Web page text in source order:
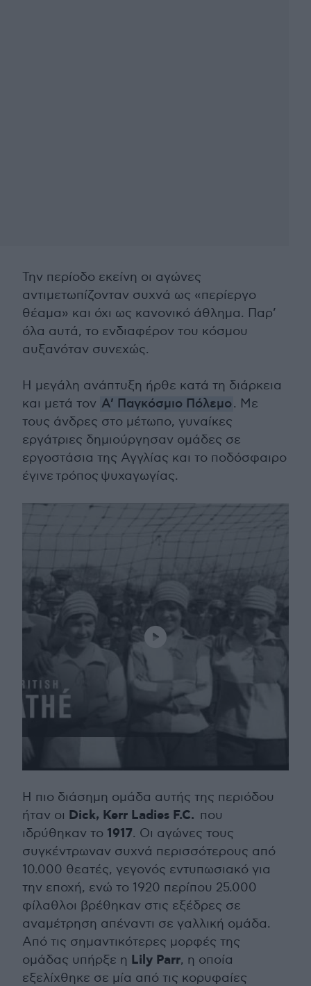
Την περίοδο εκείνη οι αγώνες
αντιμετωπίζονταν συχνά ως «περίεργο
θέαμα» και όχι ως κανονικό άθλημα. Παρ’
όλα αυτά, το ενδιαφέρον του κόσμου
αυξανόταν συνεχώς.
Η μεγάλη ανάπτυξη ήρθε κατά τη διάρκεια
και μετά τον Α’ Παγκόσμιο Πόλεμο. Με
τους άνδρες στο μέτωπο, γυναίκες
εργάτριες δημιούργησαν ομάδες σε
εργοστάσια της Αγγλίας και το ποδόσφαιρο
έγινε τρόπος ψυχαγωγίας.
Η πιο διάσημη ομάδα αυτής της περιόδου
ήταν οι Dick, Kerr Ladies F.C. που
ιδρύθηκαν το 1917. Οι αγώνες τους
συγκέντρωναν συχνά περισσότερους από
10.000 θεατές, γεγονός εντυπωσιακό για
την εποχή, ενώ το 1920 περίπου 25.000
φίλαθλοι βρέθηκαν στις εξέδρες σε
αναμέτρηση απέναντι σε γαλλική ομάδα.
Από τις σημαντικότερες μορφές της
ομάδας υπήρξε η Lily Parr, η οποία
εξελίχθηκε σε μία από τις κορυφαίες